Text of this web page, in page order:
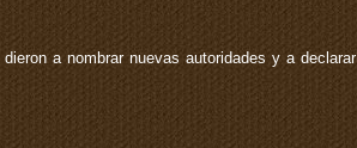
a nombrar nuevas autoridades y a declarar